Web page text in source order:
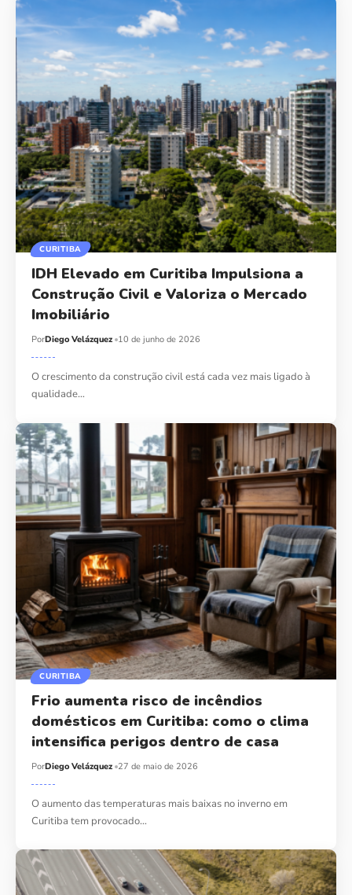
CURITIBA
IDH Elevado em Curitiba Impulsiona a
Construção Civil e Valoriza o Mercado
Imobiliário
PorDiego Velázquez 10 de junho de 2026
O crescimento da construção civil está cada vez mais ligado à
qualidade…
CURITIBA
Frio aumenta risco de incêndios
domésticos em Curitiba: como o clima
intensifica perigos dentro de casa
PorDiego Velázquez 27 de maio de 2026
O aumento das temperaturas mais baixas no inverno em
Curitiba tem provocado…